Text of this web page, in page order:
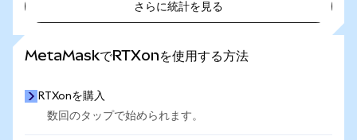
さらに統計を見る
MetaMaskでRTXonを使用する方法
RTXonを購入
数回のタップで始められます。